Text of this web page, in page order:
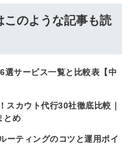
このような記事も読
選サービス一覧と比較表【中
スカウト代行30社徹底比較｜
とめ
ーティングのコツと運用ポイ